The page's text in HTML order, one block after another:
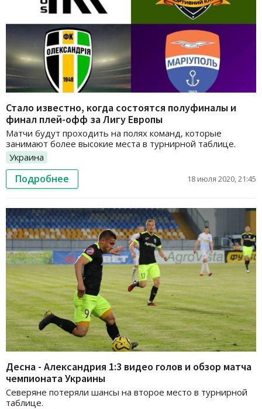
Стало известно, когда состоятся полуфиналы и
финал плей-офф за Лигу Европы
Матчи будут проходить на полях команд, которые
занимают более высокие места в турнирной таблице.
Украина
Подробнее 18 июля 2020, 21:45
Десна - Александрия 1:3 видео голов и обзор матча
чемпионата Украины
Северяне потеряли шансы на второе место в турнирной
таблице.